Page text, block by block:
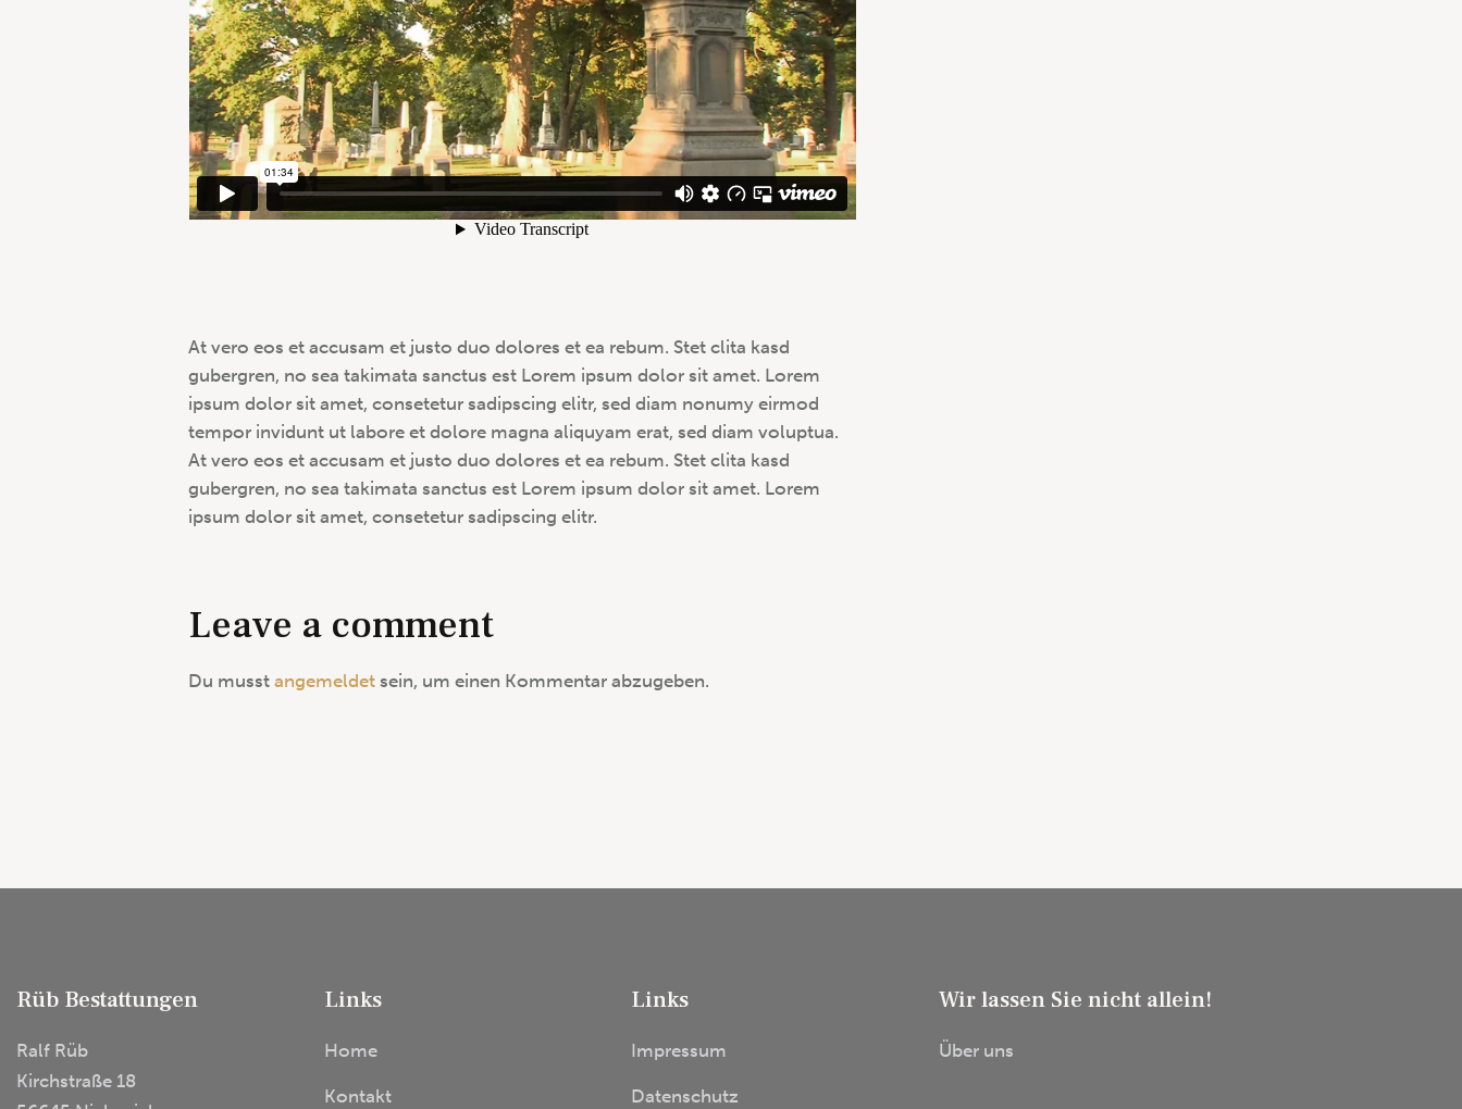
At vero eos et accusam et justo duo dolores et ea rebum. Stet clita kasd
gubergren, no sea takimata sanctus est Lorem ipsum dolor sit amet. Lorem
ipsum dolor sit amet, consetetur sadipscing elitr, sed diam nonumy eirmod
tempor invidunt ut labore et dolore magna aliquyam erat, sed diam voluptua.
At vero eos et accusam et justo duo dolores et ea rebum. Stet clita kasd
gubergren, no sea takimata sanctus est Lorem ipsum dolor sit amet. Lorem
ipsum dolor sit amet, consetetur sadipscing elitr.
Leave a comment
Du musst angemeldet sein, um einen Kommentar abzugeben.
Rüb Bestattungen
Ralf Rüb
Kirchstraße 18
Links
Home
Kontakt
Links
Impressum
Datenschutz
Wir lassen Sie nicht allein!
Über uns